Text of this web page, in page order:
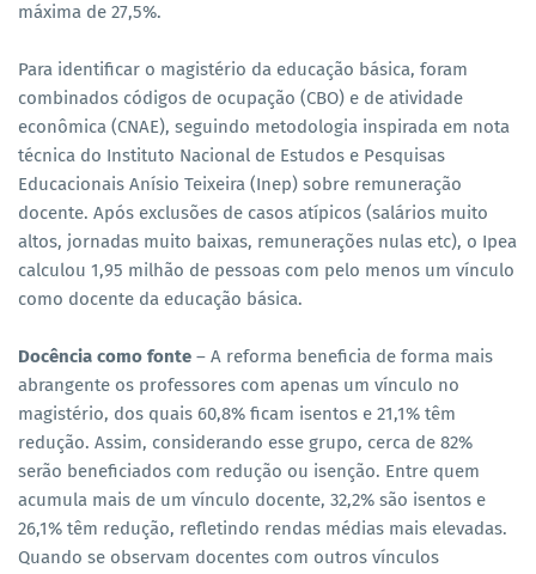
máxima de 27,5%.
Para identificar o magistério da educação básica, foram
combinados códigos de ocupação (CBO) e de atividade
econômica (CNAE), seguindo metodologia inspirada em nota
técnica do Instituto Nacional de Estudos e Pesquisas
Educacionais Anísio Teixeira (Inep) sobre remuneração
docente. Após exclusões de casos atípicos (salários muito
altos, jornadas muito baixas, remunerações nulas etc), o Ipea
calculou 1,95 milhão de pessoas com pelo menos um vínculo
como docente da educação básica.
Docência como fonte – A reforma beneficia de forma mais
abrangente os professores com apenas um vínculo no
magistério, dos quais 60,8% ficam isentos e 21,1% têm
redução. Assim, considerando esse grupo, cerca de 82%
serão beneficiados com redução ou isenção. Entre quem
acumula mais de um vínculo docente, 32,2% são isentos e
26,1% têm redução, refletindo rendas médias mais elevadas.
Quando se observam docentes com outros vínculos